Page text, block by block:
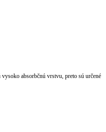
absorbčnú vrstvu, preto sú určené